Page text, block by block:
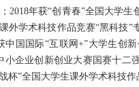
2018年获“创青春”全国大学
外学术科技作品竞赛“黑科技
中国国际“互联网+”大学生创
小企业创新创业大赛国赛十二
杯”全国大学生课外学术科技